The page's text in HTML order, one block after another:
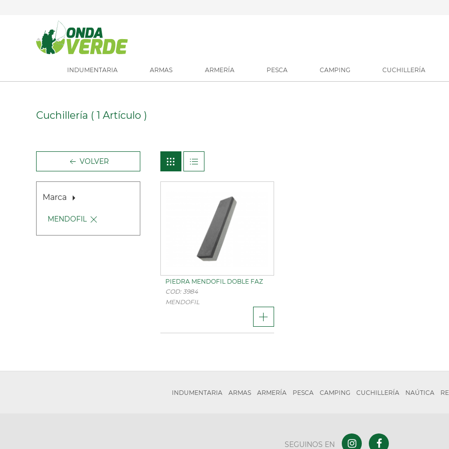
INDUMENTARIA ARMAS ARMERÍA PESCA CAMPING CUCHILLERÍA
Cuchillería ( 1 Artículo )
VOLVER
Marca
MENDOFIL
PIEDRA MENDOFIL DOBLE FAZ
COD: 3984
MENDOFIL
INDUMENTARIA ARMAS ARMERÍA PESCA CAMPING CUCHILLERÍA NAÚTICA
SEGUINOS EN